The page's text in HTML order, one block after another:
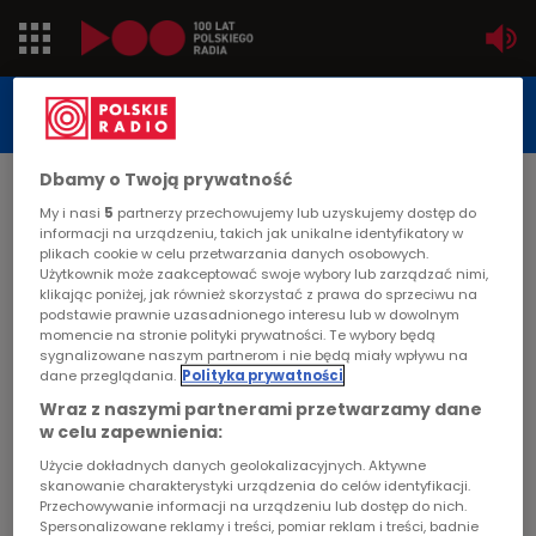
Jedynka
Trójka
Czwórka
PR24
Kierowcy
Dzieci
STUDIO REPORTAŻU
POLSKIEGO RADIA
DATA PUBLIKACJI:
2001-11-22
STRONA GŁÓWNA>ARTYKUŁ
Po cichu każe żyć
STUDIO REPORTAŻU I DOKUMENTU
Po cichu każe żyć
Dbamy o Twoją prywatność
My i nasi 5 partnerzy przechowujemy lub uzyskujemy dostęp do
informacji na urządzeniu, takich jak unikalne identyfikatory w
plikach cookie w celu przetwarzania danych osobowych.
Użytkownik może zaakceptować swoje wybory lub zarządzać nimi,
klikając poniżej, jak również skorzystać z prawa do sprzeciwu na
podstawie prawnie uzasadnionego interesu lub w dowolnym
momencie na stronie polityki prywatności. Te wybory będą
sygnalizowane naszym partnerom i nie będą miały wpływu na
dane przeglądania. Polityka prywatności
Wraz z naszymi partnerami przetwarzamy dane
w celu zapewnienia:
Użycie dokładnych danych geolokalizacyjnych. Aktywne
skanowanie charakterystyki urządzenia do celów identyfikacji.
Przechowywanie informacji na urządzeniu lub dostęp do nich.
Spersonalizowane reklamy i treści, pomiar reklam i treści, badnie